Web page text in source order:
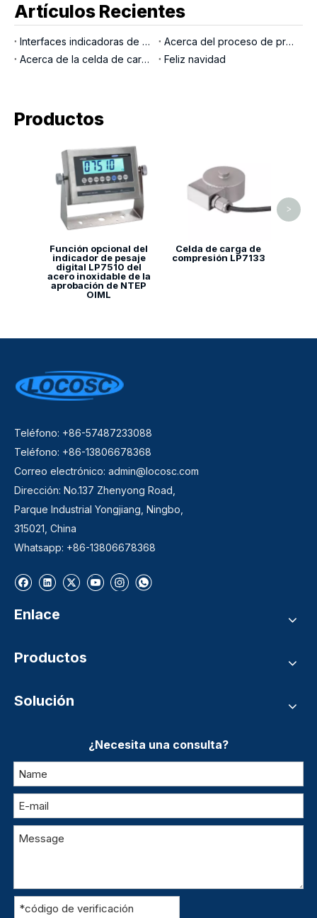
Artículos Recientes
Interfaces indicadoras de pesaje
Acerca del proceso de producción LOCOSC para básculas, células de carga e indicadores
Acerca de la celda de carga del pasador de carga
Feliz navidad
Productos
Función opcional del
indicador de pesaje
digital LP7510 del
acero inoxidable de la
aprobación de NTEP
OIML
Celda de carga de
compresión LP7133
>
Teléfono: +86-57487233088
Teléfono: +86-13806678368
Correo electrónico: admin@locosc.com
Dirección: No.137 Zhenyong Road,
Parque Industrial Yongjiang, Ningbo,
315021, China
Whatsapp: +86-13806678368
Enlace
Productos
Solución
¿Necesita una consulta?